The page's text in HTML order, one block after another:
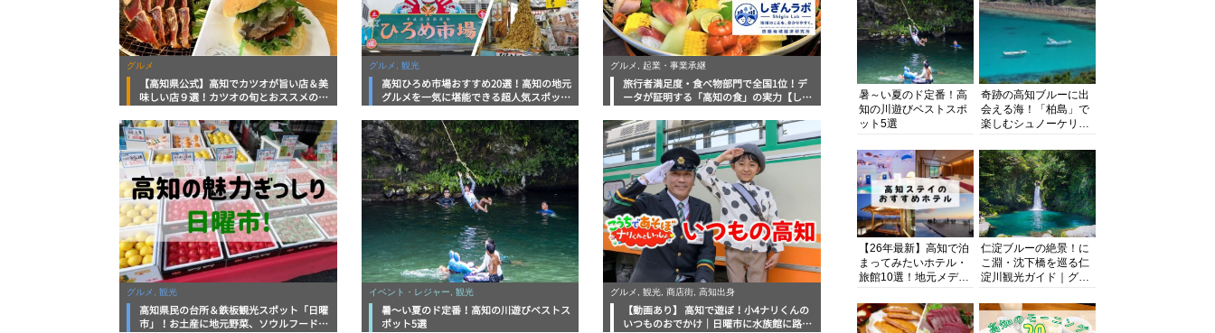
グルメ
【高知県公式】高知でカツオが旨い店＆美
味しい店９選！カツオの旬とおススメのお
グルメ, 観光
高知ひろめ市場おすすめ20選！高知の地元
グルメを一気に堪能できる超人気スポット
グルメ, 起業・事業承継
旅行者満足度・食べ物部門で全国1位！デ
ータが証明する「高知の食」の実力【しぎ
グルメ, 観光
高知県民の台所＆鉄板観光スポット「日曜
市」！お土産に地元野菜、ソウルフードま
イベント・レジャー, 観光
暑～い夏のド定番！高知の川遊びベストス
ポット5選
グルメ, 観光, 商店街, 高知出身
【動画あり】 高知で遊ぼ！小4ナリくんの
いつものおでかけ｜日曜市に水族館に路面
暑～い夏のド定番！高
知の川遊びベストスポ
ット5選
奇跡の高知ブルーに出
会える海！「柏島」で
楽しむシュノーケリン
浴にキャンプまで透明
度抜群の海の楽園を徹
底紹介
【26年最新】高知で泊
まってみたいホテル・
旅館10選！地元メディ
厳選
仁淀ブルーの絶景！に
こ淵・沈下橋を巡る仁
淀川観光ガイド｜グル
まで完全網羅！